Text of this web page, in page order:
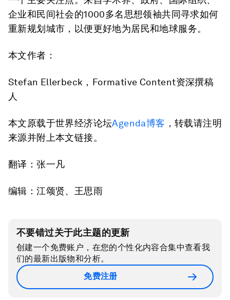
企业和民间社会的1000多名思想领袖共同寻求如何
重新规划城市，以便更好地为居民和地球服务。
本文作者：
Stefan Ellerbeck，Formative Content资深撰稿
人
本文原载于世界经济论坛Agenda博客 ，转载请注明
来源并附上本文链接。
翻译：张一凡
编辑：江颂贤、王思雨
不要错过关于此主题的更新
创建一个免费账户，在您的个性化内容合集中查看我
们的最新出版物和分析。
免费注册